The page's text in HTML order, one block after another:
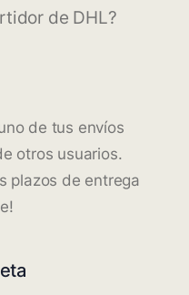
de DHL?
de tus envíos
otros usuarios.
plazos de entrega